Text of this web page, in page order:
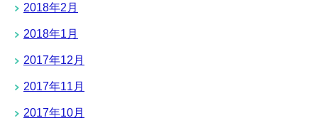
2018年2月
2018年1月
2017年12月
2017年11月
2017年10月